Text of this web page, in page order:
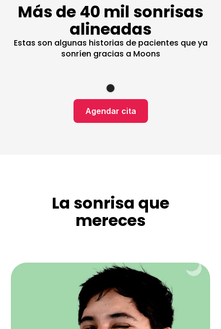
Más de 40 mil sonrisas
alineadas
Estas son algunas historias de pacientes que ya
sonríen gracias a Moons
Agendar cita
La sonrisa que
mereces